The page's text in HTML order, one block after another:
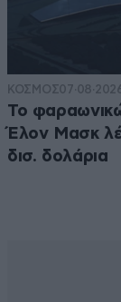
ΚΟΣΜΟΣ
Το
Έλον Μασκ
δισ. δολάρια